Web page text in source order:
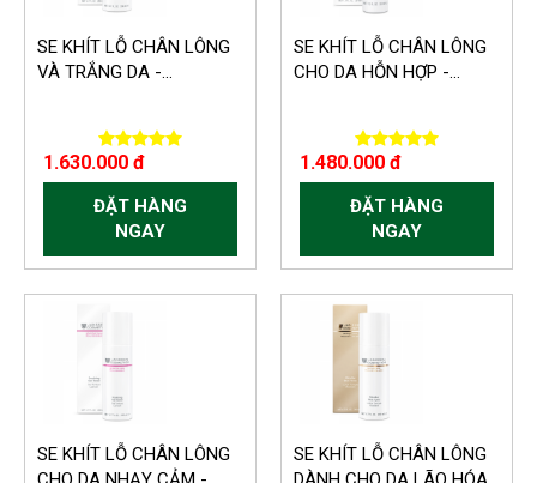
SE KHÍT LỖ CHÂN LÔNG
VÀ TRẮNG DA -...
1.630.000 đ
ĐẶT HÀNG
NGAY
SE KHÍT LỖ CHÂN LÔNG
CHO DA HỖN HỢP -...
1.480.000 đ
ĐẶT HÀNG
NGAY
SE KHÍT LỖ CHÂN LÔNG
SE KHÍT LỖ CHÂN LÔNG